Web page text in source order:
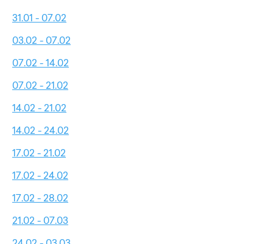
31.01 - 07.02
03.02 - 07.02
07.02 - 14.02
07.02 - 21.02
14.02 - 21.02
14.02 - 24.02
17.02 - 21.02
17.02 - 24.02
17.02 - 28.02
21.02 - 07.03